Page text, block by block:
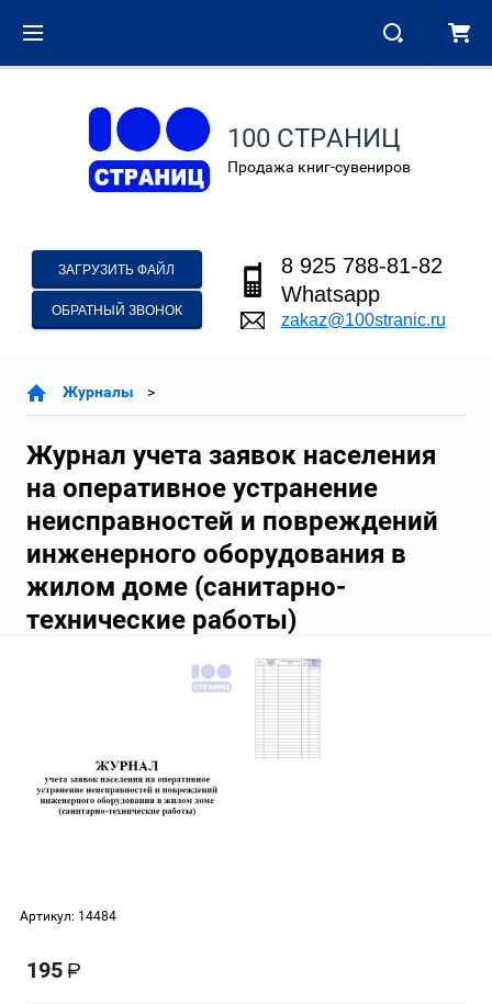
100 СТРАНИЦ
Продажа книг-сувениров
ЗАГРУЗИТЬ ФАЙЛ
ОБРАТНЫЙ ЗВОНОК
8 925 788-81-82
Whatsapp
zakaz@100stranic.ru
Журналы
Журнал учета заявок населения
на оперативное устранение
неисправностей и повреждений
инженерного оборудования в
жилом доме (санитарно-
технические работы)
Артикул: 14484
195